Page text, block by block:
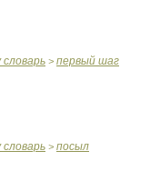
> первый шаг
> посыл